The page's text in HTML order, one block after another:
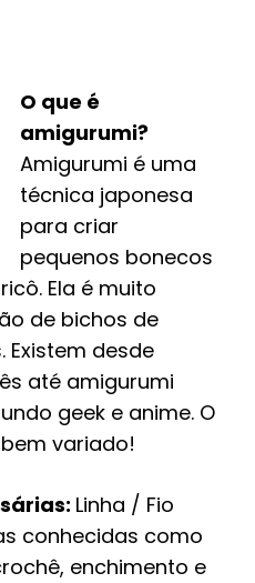
O que é
amigurumi?
Amigurumi é uma
técnica japonesa
para criar
pequenos bonecos
Ela é muito
de bichos de
Existem desde
até amigurumi
geek e anime. O
variado!
Linha / Fio
conhecidas como
enchimento e